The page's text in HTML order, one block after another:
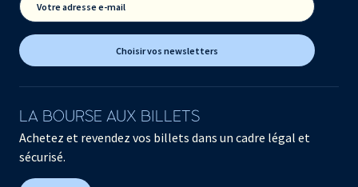
Votre adresse e-mail
Choisir vos newsletters
LA BOURSE AUX BILLETS
Achetez et revendez vos billets dans un cadre légal et
sécurisé.